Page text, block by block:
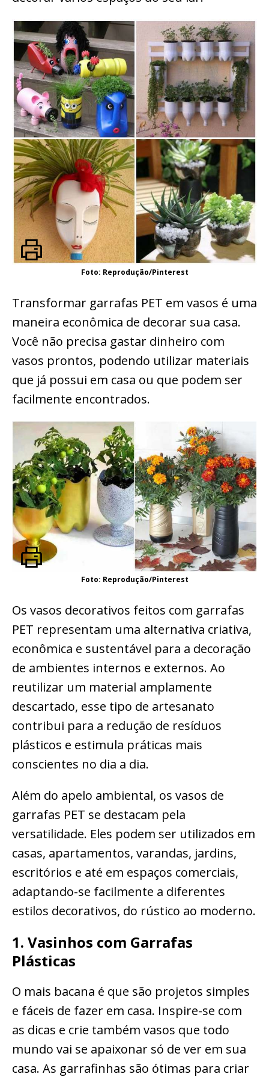
Foto: Reprodução/Pinterest
Transformar garrafas PET em vasos é uma
maneira econômica de decorar sua casa.
Você não precisa gastar dinheiro com
vasos prontos, podendo utilizar materiais
que já possui em casa ou que podem ser
facilmente encontrados.
Foto: Reprodução/Pinterest
Os vasos decorativos feitos com garrafas
PET representam uma alternativa criativa,
econômica e sustentável para a decoração
de ambientes internos e externos. Ao
reutilizar um material amplamente
descartado, esse tipo de artesanato
contribui para a redução de resíduos
plásticos e estimula práticas mais
conscientes no dia a dia.
Além do apelo ambiental, os vasos de
garrafas PET se destacam pela
versatilidade. Eles podem ser utilizados em
casas, apartamentos, varandas, jardins,
escritórios e até em espaços comerciais,
adaptando-se facilmente a diferentes
estilos decorativos, do rústico ao moderno.
1. Vasinhos com Garrafas
Plásticas
O mais bacana é que são projetos simples
e fáceis de fazer em casa. Inspire-se com
as dicas e crie também vasos que todo
mundo vai se apaixonar só de ver em sua
casa. As garrafinhas são ótimas para criar